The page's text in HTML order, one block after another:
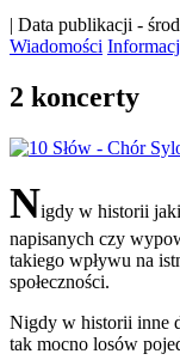
| Data publikacji -
Wiadomości
2 koncerty
Nigdy w historii
napisanych czy
takiego wpływu na
społeczności.
Nigdy w historii inne
tak mocno losów